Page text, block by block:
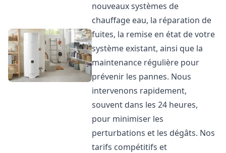
nouveaux systèmes de
chauffage eau, la réparation de
fuites, la remise en état de votre
système existant, ainsi que la
maintenance régulière pour
prévenir les pannes. Nous
intervenons rapidement,
souvent dans les 24 heures,
pour minimiser les
perturbations et les dégâts. Nos
tarifs compétitifs et